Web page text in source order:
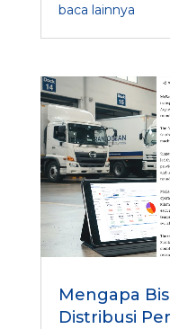
baca lainnya
Mengapa
Distribusi